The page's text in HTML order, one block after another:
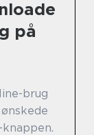
på
brug